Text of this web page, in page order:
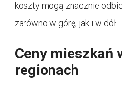
koszty mogą znacznie
zarówno w górę, jak i w dół.
Ceny mieszkań
regionach